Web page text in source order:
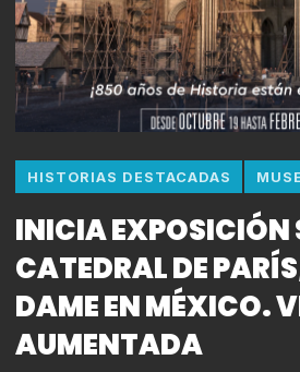
HISTORIAS DESTACADAS
INICIA EXPOSICIÓN
CATEDRAL DE
DAME EN MÉXICO.
AUMENTADA